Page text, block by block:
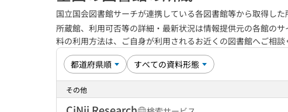
国立国会図書館サーチが連携している各図書館等から取得した
所蔵館、利用可否等の詳細・最新状況は情報提供元の各館の
料の利用方法は、ご自身が利用されるお近くの図書館へご相
その他